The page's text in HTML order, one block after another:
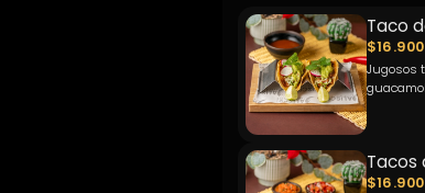
Taco
$16.900
Jugosos
Tacos
$16.900